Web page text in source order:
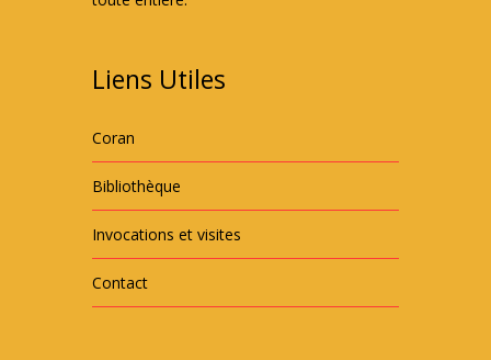
Liens Utiles
Coran
Bibliothèque
Invocations et visites
Contact